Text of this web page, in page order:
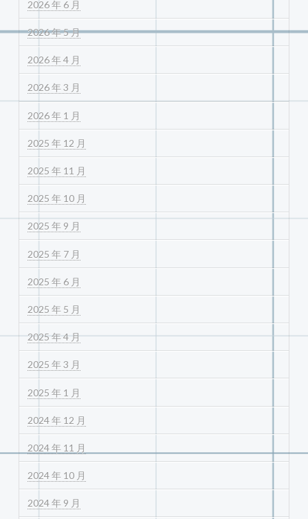
2026 年 6 月
2026 年 5 月
2026 年 4 月
2026 年 3 月
2026 年 1 月
2025 年 12 月
2025 年 11 月
2025 年 10 月
2025 年 9 月
2025 年 7 月
2025 年 6 月
2025 年 5 月
2025 年 4 月
2025 年 3 月
2025 年 1 月
2024 年 12 月
2024 年 11 月
2024 年 10 月
2024 年 9 月